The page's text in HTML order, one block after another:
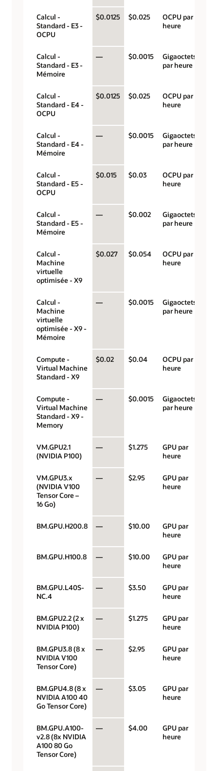
Calcul -
Standard - E3 -
OCPU
$0.0125 $0.025
OCPU par
heure
Calcul -
Standard - E3 -
Mémoire
— $0.0015
Gigaoctets
par heure
Calcul -
Standard - E4 -
OCPU
$0.0125 $0.025
OCPU par
heure
Calcul -
Standard - E4 -
Mémoire
— $0.0015
Gigaoctets
par heure
Calcul -
Standard - E5 -
OCPU
$0.015 $0.03
OCPU par
heure
Calcul -
Standard - E5 -
Mémoire
— $0.002
Gigaoctets
par heure
Calcul -
Machine
virtuelle
optimisée - X9
$0.027 $0.054
OCPU par
heure
Calcul -
Machine
virtuelle
optimisée - X9 -
Mémoire
— $0.0015
Gigaoctets
par heure
Compute -
Virtual Machine
Standard - X9
$0.02 $0.04
OCPU par
heure
Compute -
Virtual Machine
Standard - X9 -
Memory
— $0.0015
Gigaoctets
par heure
VM.GPU2.1
(NVIDIA P100)
— $1.275
GPU par
heure
VM.GPU3.x
(NVIDIA V100
Tensor Core –
16 Go)
— $2.95
GPU par
heure
BM.GPU.H200.8 — $10.00
GPU par
heure
BM.GPU.H100.8 — $10.00
GPU par
heure
BM.GPU.L40S-
NC.4
— $3.50
GPU par
heure
BM.GPU2.2 (2 x
NVIDIA P100)
— $1.275
GPU par
heure
BM.GPU3.8 (8 x
NVIDIA V100
Tensor Core)
— $2.95
GPU par
heure
BM.GPU4.8 (8 x
NVIDIA A100 40
Go Tensor Core)
— $3.05
GPU par
heure
BM.GPU.A100-
v2.8 (8x NVIDIA
A100 80 Go
Tensor Core)
— $4.00
GPU par
heure